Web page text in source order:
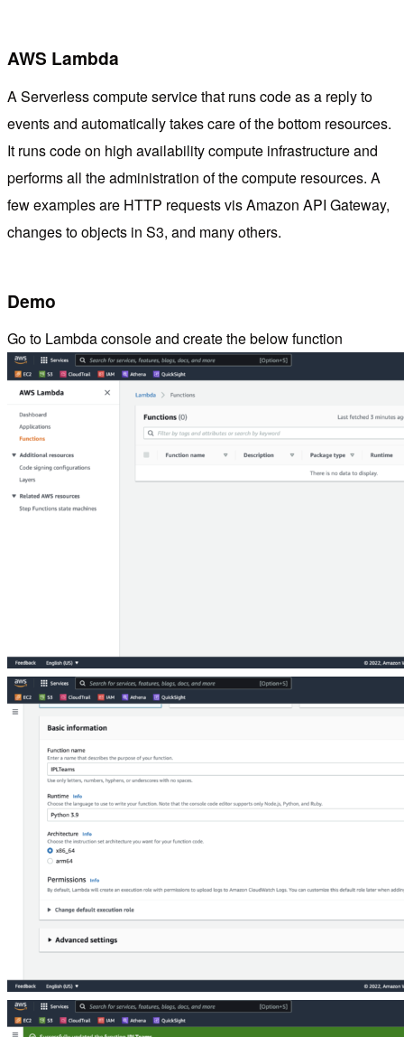
AWS Lambda
A Serverless compute service that runs code as a reply to
events and automatically takes care of the bottom resources.
It runs code on high availability compute infrastructure and
performs all the administration of the compute resources. A
few examples are HTTP requests vis Amazon API Gateway,
changes to objects in S3, and many others.
Demo
Go to Lambda console and create the below function